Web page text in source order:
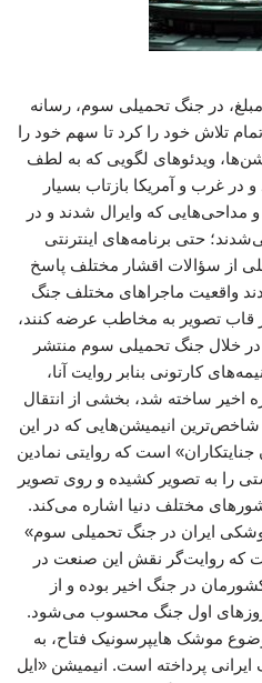
در جنگ تحمیلی سوم، رسانه
تلاش خود را کرد تا سهم خود را
ویدئوهای لگویی که به لطف
غرب و آمریکا بازتاب بسیار
مداحی‌هایی که وایرال شدند و در
حتی برنامه‌های اینترنتی
از سؤالات اقشار مختلف پاسخ
واقعیت ماجراهای مختلف جنگ
قاب تصویر به مخاطب عرضه کنند،
در خلال جنگ تحمیلی سوم منتشر
کارتونی بنابر روایت آنا،
که در جنگ ۴۰ روزه اخیر ساخته شد، بخشی از انتقال
شاخص‌ترین انیمیشن‌هایی که در این
است که روایتی نمادین
را به تصویر کشیده و روی تصویر
مختلف دنیا اشاره می‌کند.
ایران در جنگ تحمیلی سوم»
که روایت‌گر نقش این صنعت در
در جنگ اخیر بوده و از
روزهای اول جنگ محسوب می‌شود.
موشک هایپرسونیک فتاح، به
پرداخته است. انیمیشن «ایل